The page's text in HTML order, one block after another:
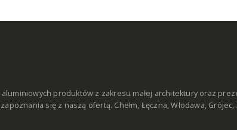
produktów z zakresu małej architektury oraz
się z naszą ofertą. Chełm, Łęczna, Włodawa, Grójec,